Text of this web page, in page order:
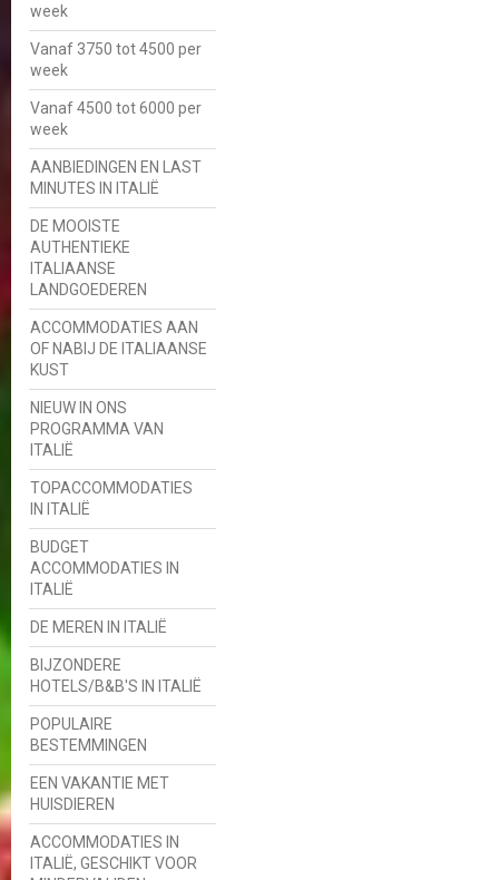
week
Vanaf 3750 tot 4500 per
week
Vanaf 4500 tot 6000 per
week
AANBIEDINGEN EN LAST
MINUTES IN ITALIË
DE MOOISTE
AUTHENTIEKE
ITALIAANSE
LANDGOEDEREN
ACCOMMODATIES AAN
OF NABIJ DE ITALIAANSE
KUST
NIEUW IN ONS
PROGRAMMA VAN
ITALIË
TOPACCOMMODATIES
IN ITALIË
BUDGET
ACCOMMODATIES IN
ITALIË
DE MEREN IN ITALIË
BIJZONDERE
HOTELS/B&B'S IN ITALIË
POPULAIRE
BESTEMMINGEN
EEN VAKANTIE MET
HUISDIEREN
ACCOMMODATIES IN
ITALIË, GESCHIKT VOOR